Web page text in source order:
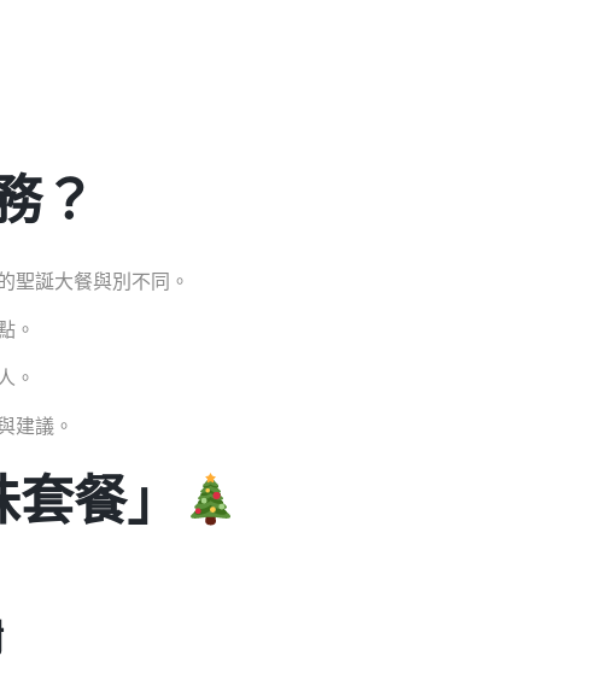
？
聖誕大餐與別不同。
。
。
建議。
餐」